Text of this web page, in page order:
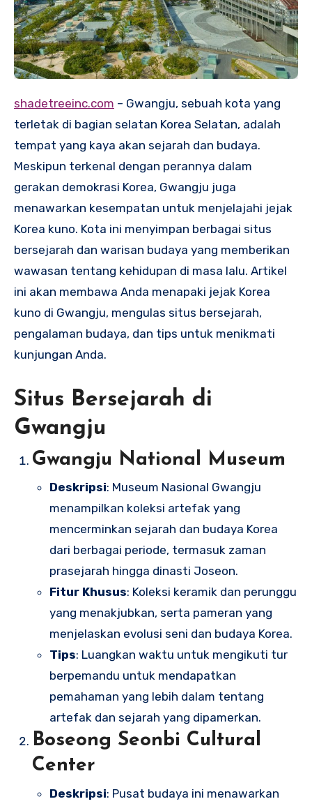
shadetreeinc.com – Gwangju, sebuah kota yang
terletak di bagian selatan Korea Selatan, adalah
tempat yang kaya akan sejarah dan budaya.
Meskipun terkenal dengan perannya dalam
gerakan demokrasi Korea, Gwangju juga
menawarkan kesempatan untuk menjelajahi jejak
Korea kuno. Kota ini menyimpan berbagai situs
bersejarah dan warisan budaya yang memberikan
wawasan tentang kehidupan di masa lalu. Artikel
ini akan membawa Anda menapaki jejak Korea
kuno di Gwangju, mengulas situs bersejarah,
pengalaman budaya, dan tips untuk menikmati
kunjungan Anda.
Situs Bersejarah di
Gwangju
Gwangju National Museum
Deskripsi: Museum Nasional Gwangju
menampilkan koleksi artefak yang
mencerminkan sejarah dan budaya Korea
dari berbagai periode, termasuk zaman
prasejarah hingga dinasti Joseon.
Fitur Khusus: Koleksi keramik dan perunggu
yang menakjubkan, serta pameran yang
menjelaskan evolusi seni dan budaya Korea.
Tips: Luangkan waktu untuk mengikuti tur
berpemandu untuk mendapatkan
pemahaman yang lebih dalam tentang
artefak dan sejarah yang dipamerkan.
Boseong Seonbi Cultural
Center
Deskripsi: Pusat budaya ini menawarkan